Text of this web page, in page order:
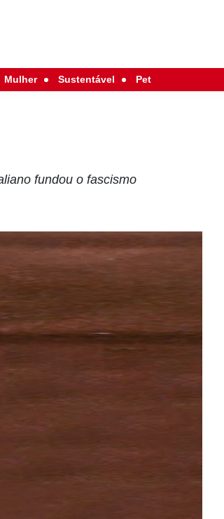
Mulher Sustentável Pet
fundou o fascismo